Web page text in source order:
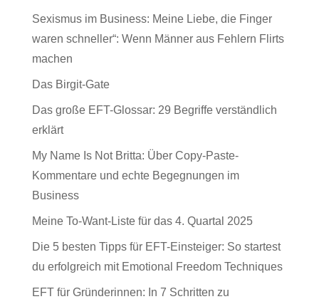
Sexismus im Business: Meine Liebe, die Finger
waren schneller“: Wenn Männer aus Fehlern Flirts
machen
Das Birgit-Gate
Das große EFT-Glossar: 29 Begriffe verständlich
erklärt
My Name Is Not Britta: Über Copy-Paste-
Kommentare und echte Begegnungen im
Business
Meine To-Want-Liste für das 4. Quartal 2025
Die 5 besten Tipps für EFT-Einsteiger: So startest
du erfolgreich mit Emotional Freedom Techniques
EFT für Gründerinnen: In 7 Schritten zu